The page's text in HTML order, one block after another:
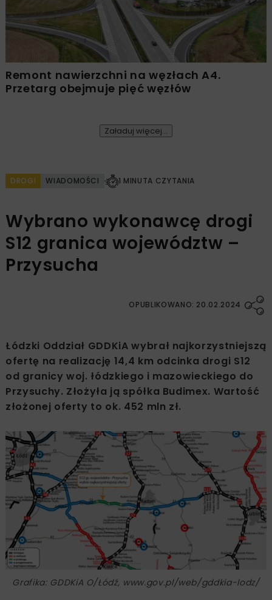
Remont nawierzchni na węzłach A4.
Przetarg obejmuje pięć węzłów
Załaduj więcej...
DROGI WIADOMOŚCI 1 MINUTA CZYTANIA
Wybrano wykonawcę drogi
S12 granica województw –
Przysucha
OPUBLIKOWANO: 20.02.2024
Łódzki Oddział GDDKiA wybrał najkorzystniejszą
ofertę na realizację 14,4 km odcinka drogi S12
od granicy woj. łódzkiego i mazowieckiego do
Przysuchy. Złożyła ją spółka Budimex. Wartość
złożonej oferty to ok. 452 mln zł.
Grafika: GDDKiA O/Łódź, www.gov.pl/web/gddkia-lodz/